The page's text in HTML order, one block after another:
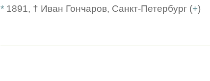
* 1891, † Иван Гончаров, Санкт-Петербург (+)